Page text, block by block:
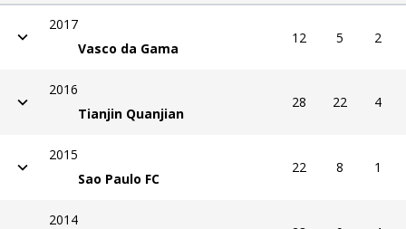
2017
Vasco da Gama
12 5 2
2016
Tianjin Quanjian
28 22 4
2015
Sao Paulo FC
22 8 1
2014